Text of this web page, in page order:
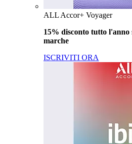
ALL Accor+ Voyager
15% disconto tutto l'anno
marche
ISCRIVITI ORA